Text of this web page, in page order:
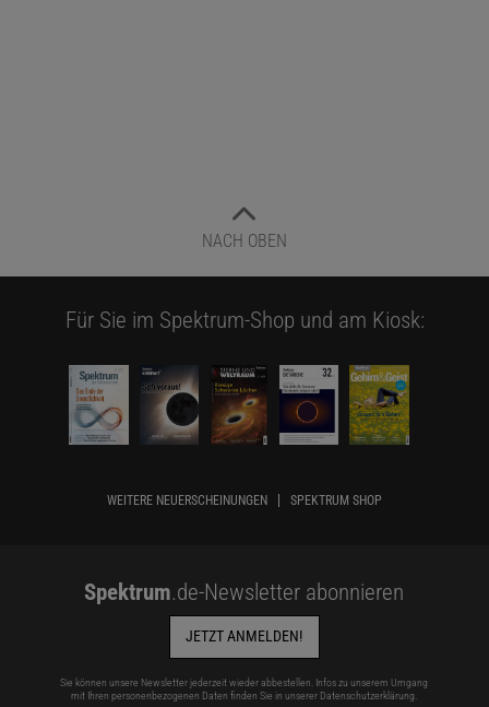
NACH OBEN
Für Sie im Spektrum-Shop und am Kiosk:
WEITERE NEUERSCHEINUNGEN SPEKTRUM SHOP
Spektrum.de-Newsletter abonnieren
JETZT ANMELDEN!
Sie können unsere Newsletter jederzeit wieder abbestellen. Infos zu unserem Umgang
mit Ihren personenbezogenen Daten finden Sie in unserer Datenschutzerklärung.